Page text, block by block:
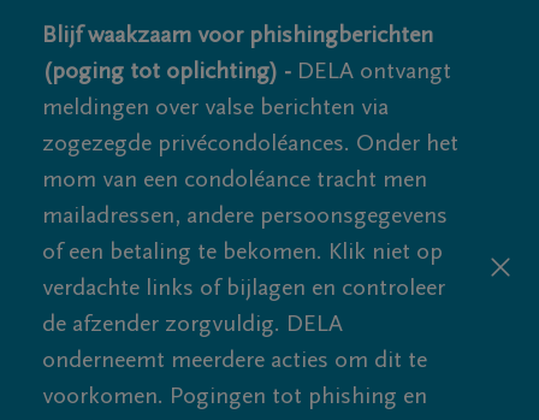
Blijf waakzaam voor phishingberichten
(poging tot oplichting) - DELA ontvangt
meldingen over valse berichten via
zogezegde privécondoléances. Onder het
mom van een condoléance tracht men
mailadressen, andere persoonsgegevens
of een betaling te bekomen. Klik niet op
verdachte links of bijlagen en controleer
de afzender zorgvuldig. DELA
onderneemt meerdere acties om dit te
voorkomen. Pogingen tot phishing en